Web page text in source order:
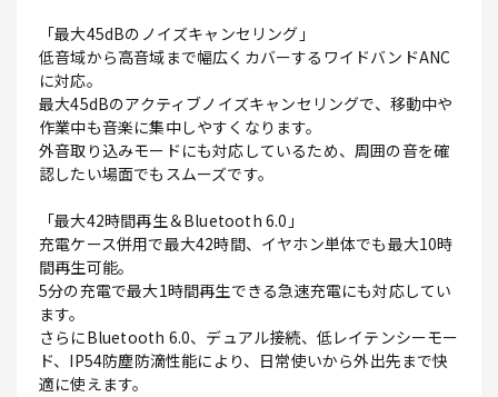
「最大45dBのノイズキャンセリング」
低音域から高音域まで幅広くカバーするワイドバンドANC
に対応。
最大45dBのアクティブノイズキャンセリングで、移動中や
作業中も音楽に集中しやすくなります。
外音取り込みモードにも対応しているため、周囲の音を確
認したい場面でもスムーズです。
「最大42時間再生＆Bluetooth 6.0」
充電ケース併用で最大42時間、イヤホン単体でも最大10時
間再生可能。
5分の充電で最大1時間再生できる急速充電にも対応してい
ます。
さらにBluetooth 6.0、デュアル接続、低レイテンシーモー
ド、IP54防塵防滴性能により、日常使いから外出先まで快
適に使えます。